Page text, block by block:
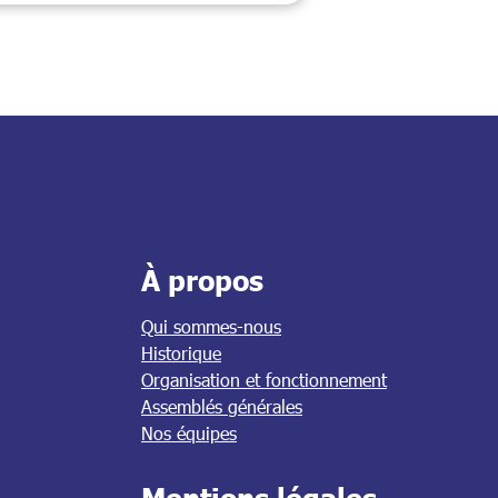
À propos
Qui sommes-nous
Historique
Organisation et fonctionnement
Assemblés générales
Nos équipes